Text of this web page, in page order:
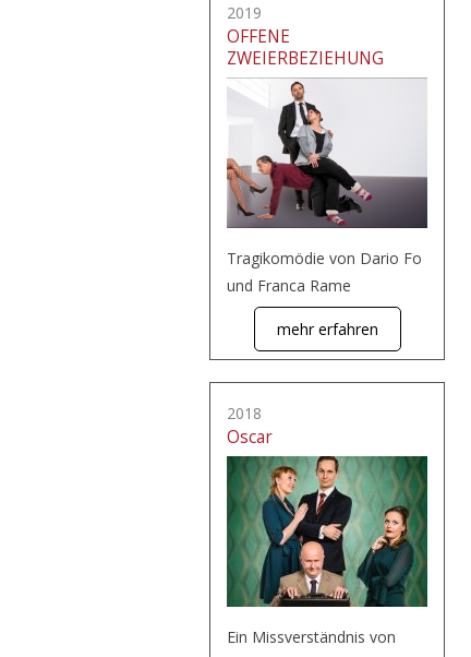
2019
OFFENE
ZWEIERBEZIEHUNG
Tragikomödie von Dario Fo
und Franca Rame
mehr erfahren
2018
Oscar
Ein Missverständnis von